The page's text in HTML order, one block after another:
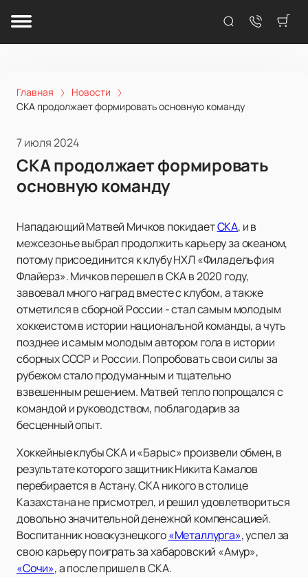
Главная
Новости
СКА продолжает формировать основную команду
7 июля 2024
СКА продолжает формировать
основную команду
Нападающий Матвей Мичков покидаетСКА, и в
межсезонье выбрал продолжить карьеру за океаном,
потому присоединится к клубу НХЛ «Филадельфия
Флайерз». Мичков перешел в СКА в 2020 году,
завоевал много наград вместе с клубом, а также
отметился в сборной России - стал самым молодым
хоккеистом в истории национальной команды, а чуть
позднее и самым молодым автором гола в истории
сборных СССР и России. Попробовать свои силы за
рубежом стало продуманным и тщательно
взвешенным решением. Матвей тепло попрощался с
командой и руководством, поблагодарив за
бесценный опыт.
Хоккейные клубы СКА и «Барыс» произвели обмен, в
результате которого защитник Никита Камалов
перебирается в Астану. СКА никого в столице
Казахстана не присмотрел, и решил удовлетвориться
довольно значительной денежной компенсацией.
Воспитанник новокузнецкого«Металлурга», успел за
свою карьеру поиграть за хабаровский «Амур»,
«Сочи», а после пришел в СКА.